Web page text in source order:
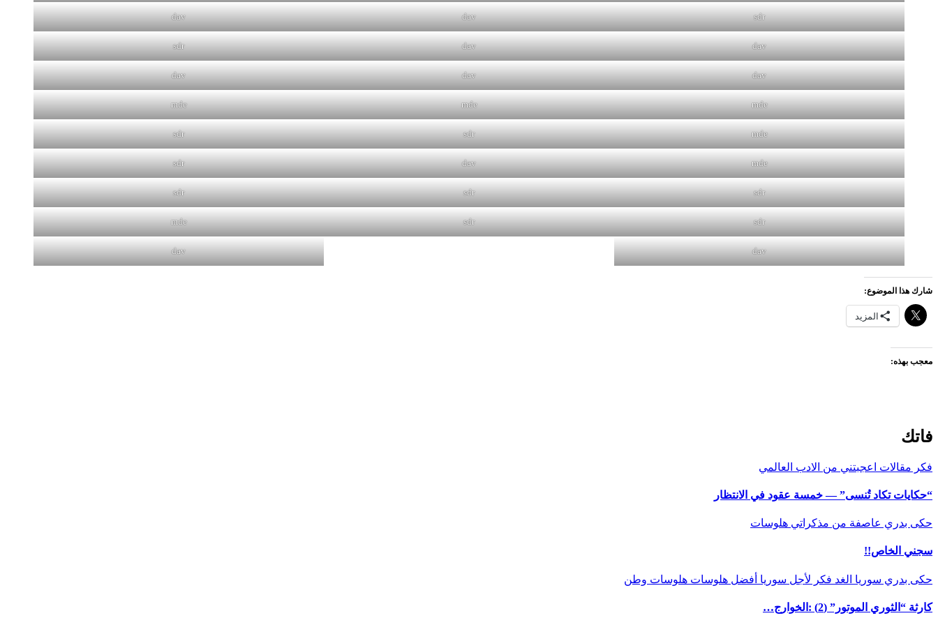
sdr
dav
dav
dav
dav
sdr
dav
dav
dav
mde
mde
mde
mde
sdr
sdr
mde
dav
sdr
sdr
sdr
sdr
sdr
sdr
mde
dav
dav
شارك هذا الموضوع:
المزيد
معجب بهذه:
فاتك
فكر مقالات اعجبتني من الادب العالمي
“حكايات تكاد تُنسى” — خمسة عقود في الانتظار
حكى بدري عاصفة من مذكراتي هلوسات
سجني الخاص!!
حكى بدري سوريا الغد فكر لأجل سوريا أفضل هلوسات هلوسات وطن
كارثة “الثوري الموتور” (2) :الخوارج…